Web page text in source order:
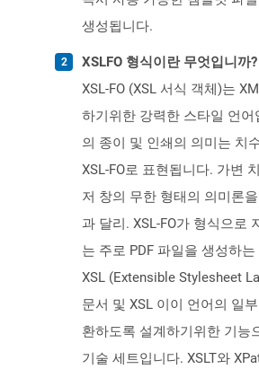
생성됩니다.
XSLFO 형식이란 무엇입니까?
XSL-FO (XSL 서식 객체)는
하기위한 강력한 스타일 언어
의 종이 및 인쇄의 의미는 치
XSL-FO로 표현됩니다. 가변
저 창의 무한 형태의 의미론
과 달리. XSL-FO가 형식으로
는 주로 PDF 파일을 생성하
XSL (Extensible Stylesheet
문서 및 XSL 이이 언어의 일
환하도록 설계하기위한 기능
기술 세트입니다. XSLT와